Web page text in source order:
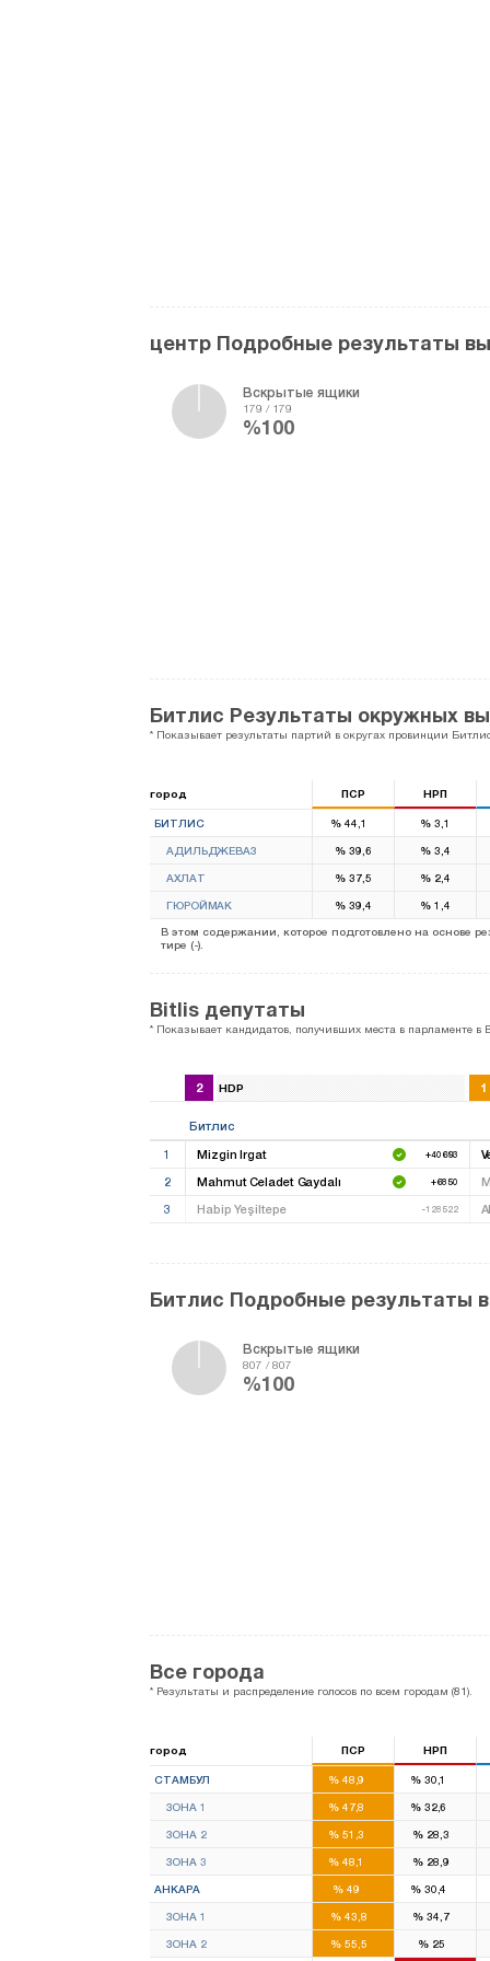
центр Подробные результаты
Вскрытые ящики
179 / 179
%100
Битлис Результаты окружных
* Показывает результаты партий в округах провинции
город ПСР НРП
БИТЛИС % 44,1
1
% 3,1
АДИЛЬДЖЕВАЗ % 39,6 % 3,4
АХЛАТ % 37,5 % 2,4
ГЮРОЙМАК % 39,4 % 1,4
В этом содержании, которое подготовлено на основе
тире (-).
Bitlis депутаты
* Показывает кандидатов, получивших места в парламенте в
2 HDP 1
Битлис
1
Mizgin Irgat +40693
2 Mahmut Celadet Gaydalı +6850
3 Habip Yeşiltepe -128522
Битлис Подробные результаты
Вскрытые ящики
807 / 807
%100
Все города
* Результаты и распределение голосов по всем городам (81).
город ПСР НРП
СТАМБУЛ %48,9
46
%30,1
28
ЗОНА 1 %47,8 %32,6
ЗОНА 2 %51,3 % 28,3
ЗОНА 3 %48,1 % 28,9
АНКАРА % 49 %30,4
ЗОНА 1 % 43,8 % 34,7
ЗОНА 2 % 55,5 %25